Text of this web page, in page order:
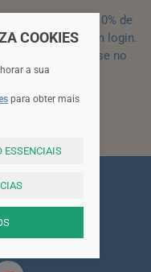
um cupão de 10% de
efetuada com login.
primeiro registar-se no
COOKIES
a sua
para obter mais
ESSENCIAIS